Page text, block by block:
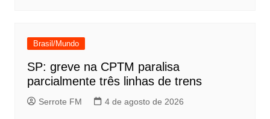
Brasil/Mundo
SP: greve na CPTM paralisa
parcialmente três linhas de trens
Serrote FM 4 de agosto de 2026